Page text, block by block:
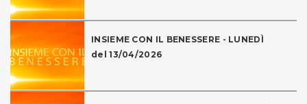
INSIEME CON IL BENESSERE - LUNEDÌ
del 13/04/2026